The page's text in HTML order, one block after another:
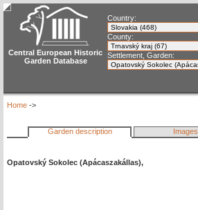
Central European Historic
Garden Database
Country:
County:
Settlement, Garden:
Home ->
Garden description Images
Opatovský Sokolec (Apácaszakállas),